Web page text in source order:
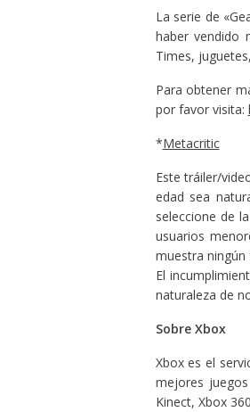
La serie de
haber vendido
Times,
Para obtener
por favor visita:
*Metacritic
Este tráiler/
edad sea
seleccione de
usuarios
muestra
El
naturaleza de
Sobre Xbox
Xbox es el
mejores
Kinect, Xbox